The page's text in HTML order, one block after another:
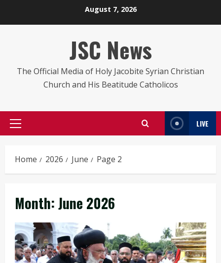
August 7, 2026
JSC News
The Official Media of Holy Jacobite Syrian Christian
Church and His Beatitude Catholicos
Primary
LIVE
Home 2026 June Page 2
Month:June 2026